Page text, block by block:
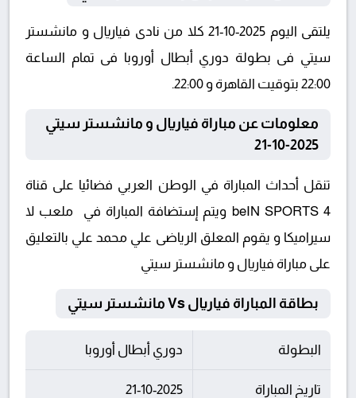
يلتقى اليوم 2025-10-21 كلا من نادى فياريال و مانشستر
سيتي فى بطولة دوري أبطال أوروبا فى تمام الساعة
22:00 بتوقيت القاهرة و 22:00.
معلومات عن مباراة فياريال و مانشستر سيتي
2025-10-21
تنقل أحداث المباراة في الوطن العربي فضائيا على قناة
beIN SPORTS 4 ويتم إستضافة المباراة في ملعب لا
سيراميكا و يقوم المعلق الرياضى علي محمد علي بالتعليق
على مباراة فياريال و مانشستر سيتي
بطاقة المباراة فياريال Vs مانشستر سيتي
البطولة دوري أبطال أوروبا
تاريخ المباراة 21-10-2025